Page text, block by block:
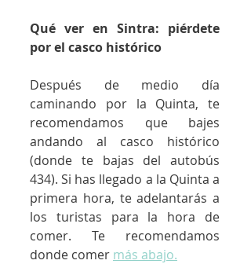
Qué ver en Sintra: piérdete
por el casco histórico
Después de medio día
caminando por la Quinta, te
recomendamos que bajes
andando al casco histórico
(donde te bajas del autobús
434). Si has llegado a la Quinta a
primera hora, te adelantarás a
los turistas para la hora de
comer. Te recomendamos
donde comer más abajo.